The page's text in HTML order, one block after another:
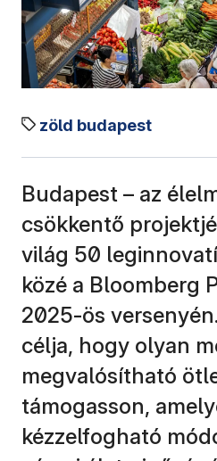
zöld budapest
Budapest – az
csökkentő
világ 50
közé a Bloomberg
2025-ös
célja, hogy olyan
megvalósítható
támogasson,
kézzelfogható